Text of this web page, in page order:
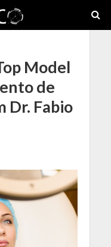
Model
de
Dr. Fabio